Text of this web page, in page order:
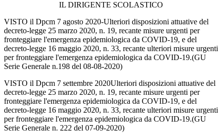
IL DIRIGENTE SCOLASTICO
VISTO il Dpcm 7 agosto 2020-Ulteriori disposizioni attuative del
decreto-legge 25 marzo 2020, n. 19, recante misure urgenti per
fronteggiare l'emergenza epidemiologica da COVID-19, e del
decreto-legge 16 maggio 2020, n. 33, recante ulteriori misure urgenti
per fronteggiare l'emergenza epidemiologica da COVID-19.(GU
Serie Generale n.198 del 08-08-2020)
VISTO il Dpcm 7 settembre 2020Ulteriori disposizioni attuative del
decreto-legge 25 marzo 2020, n. 19, recante misure urgenti per
fronteggiare l'emergenza epidemiologica da COVID-19, e del
decreto-legge 16 maggio 2020, n. 33, recante ulteriori misure urgenti
per fronteggiare l'emergenza epidemiologica da COVID-19.(GU
Serie Generale n. 222 del 07-09-2020)